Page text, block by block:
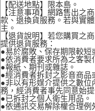
【配送地點】限本島。
【注意事項】網路售出之
款、退換貨服務。若與實
主。
【退貨說明】若您購買之
提供退貨服務：
●易於腐敗、保存期限較短
●依消費者要求所為之客製
●報紙、期刊或雜誌。
●經消費者拆封之影音商品
●非以有形媒介提供之數位
務，經消費者事先同意始提
●已拆封之個人衛生用品。
●依通訊交易解除權合理例